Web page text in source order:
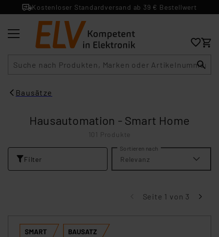
Kostenloser Standardversand ab 39 € Bestellwert
Bausätze
Hausautomation - Smart Home
101 Produkte
Filter
Sortieren nach
Relevanz
Seite 1 von 3